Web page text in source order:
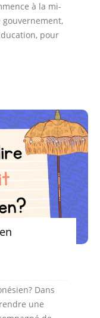
à la mi-
gouvernement,
pour
Dans
une